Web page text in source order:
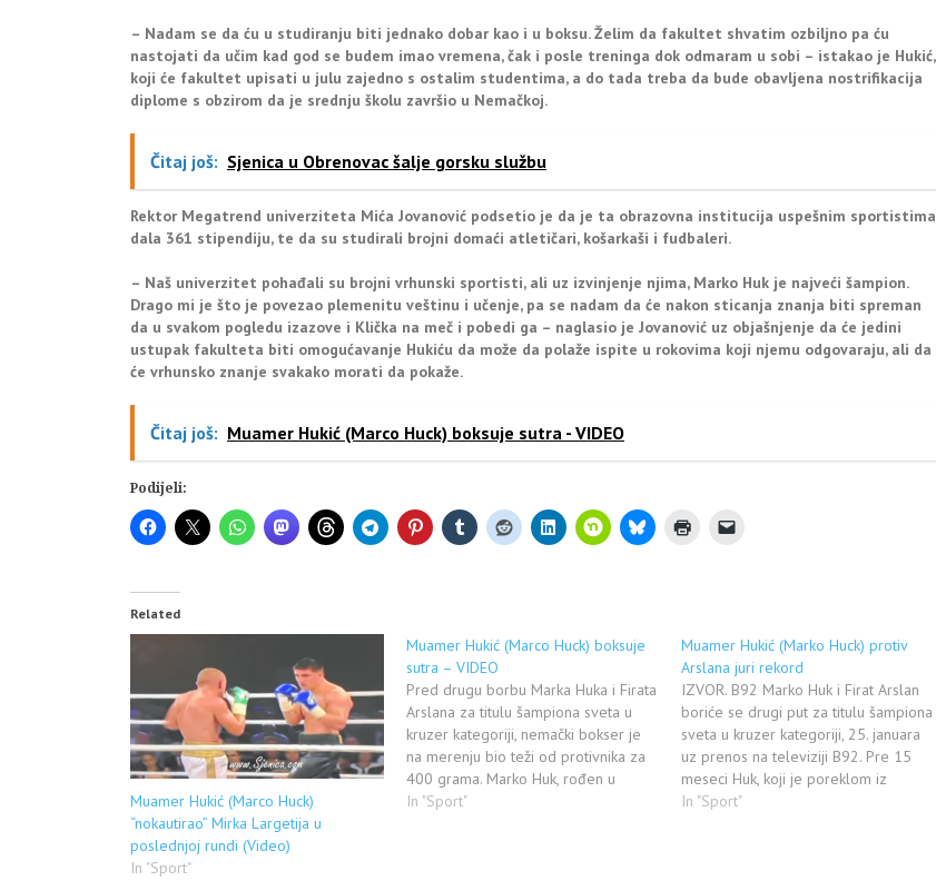
– Nadam se da ću u studiranju biti jednako dobar kao i u boksu. Želim da fakultet shvatim ozbiljno pa ću
nastojati da učim kad god se budem imao vremena, čak i posle treninga dok odmaram u sobi – istakao je Hukić,
koji će fakultet upisati u julu zajedno s ostalim studentima, a do tada treba da bude obavljena nostrifikacija
diplome s obzirom da je srednju školu završio u Nemačkoj.
Čitaj još: Sjenica u Obrenovac šalje gorsku službu
Rektor Megatrend univerziteta Mića Jovanović podsetio je da je ta obrazovna institucija uspešnim sportistima
dala 361 stipendiju, te da su studirali brojni domaći atletičari, košarkaši i fudbaleri.
– Naš univerzitet pohađali su brojni vrhunski sportisti, ali uz izvinjenje njima, Marko Huk je najveći šampion.
Drago mi je što je povezao plemenitu veštinu i učenje, pa se nadam da će nakon sticanja znanja biti spreman
da u svakom pogledu izazove i Klička na meč i pobedi ga – naglasio je Jovanović uz objašnjenje da će jedini
ustupak fakulteta biti omogućavanje Hukiću da može da polaže ispite u rokovima koji njemu odgovaraju, ali da
će vrhunsko znanje svakako morati da pokaže.
Čitaj još: Muamer Hukić (Marco Huck) boksuje sutra - VIDEO
Podijeli:
Related
Muamer Hukić (Marco Huck)
“nokautirao” Mirka Largetija u
poslednjoj rundi (Video)
In "Sport"
Muamer Hukić (Marco Huck) boksuje
sutra – VIDEO
Pred drugu borbu Marka Huka i Firata
Arslana za titulu šampiona sveta u
kruzer kategoriji, nemački bokser je
na merenju bio teži od protivnika za
400 grama. Marko Huk, rođen u
Sjenici kao Muamer Hukić brani titulu
In "Sport"
Muamer Hukić (Marko Huck) protiv
Arslana juri rekord
IZVOR. B92 Marko Huk i Firat Arslan
boriće se drugi put za titulu šampiona
sveta u kruzer kategoriji, 25. januara
uz prenos na televiziji B92. Pre 15
meseci Huk, koji je poreklom iz
Sjenice gde je rođen pod imenom
In "Sport"